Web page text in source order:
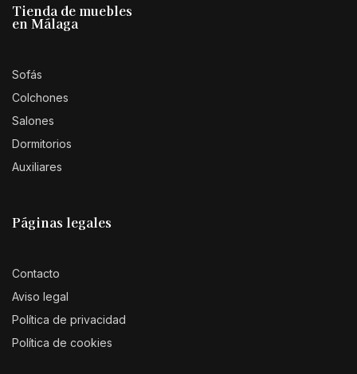
Tienda de muebles
en Málaga
Sofás
Colchones
Salones
Dormitorios
Auxiliares
Páginas legales
Contacto
Aviso legal
Política de privacidad
Política de cookies